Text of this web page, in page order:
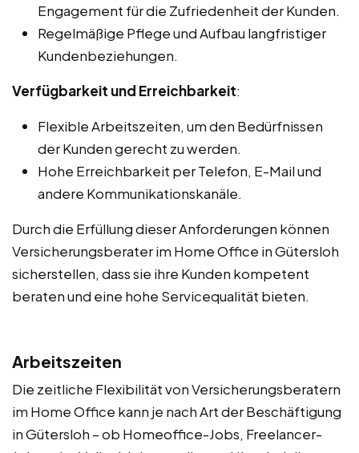
Engagement für die Zufriedenheit der Kunden.
Regelmäßige Pflege und Aufbau langfristiger
Kundenbeziehungen.
Verfügbarkeit und Erreichbarkeit:
Flexible Arbeitszeiten, um den Bedürfnissen
der Kunden gerecht zu werden.
Hohe Erreichbarkeit per Telefon, E-Mail und
andere Kommunikationskanäle.
Durch die Erfüllung dieser Anforderungen können
Versicherungsberater im Home Office in Gütersloh
sicherstellen, dass sie ihre Kunden kompetent
beraten und eine hohe Servicequalität bieten.
Arbeitszeiten
Die zeitliche Flexibilität von Versicherungsberatern
im Home Office kann je nach Art der Beschäftigung
in Gütersloh – ob Homeoffice-Jobs, Freelancer-